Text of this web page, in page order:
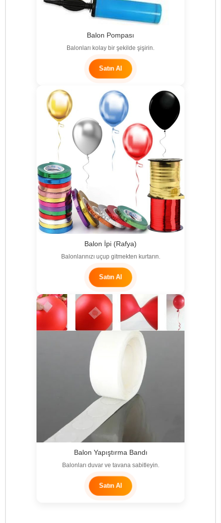
Balon Pompası
Balonları kolay bir şekilde şişirin.
Satın Al
Balon İpi (Rafya)
Balonlarınızı uçup gitmekten kurtarın.
Satın Al
Balon Yapıştırma Bandı
Balonları duvar ve tavana sabitleyin.
Satın Al